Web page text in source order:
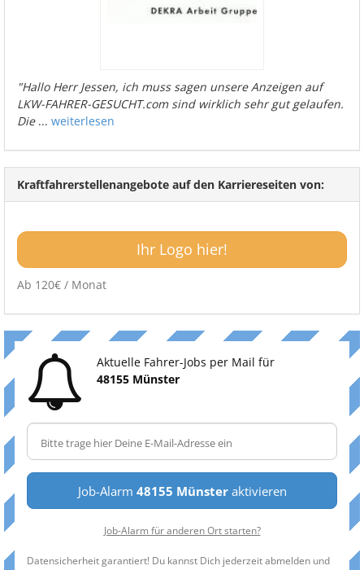
"Hallo Herr Jessen, ich muss sagen unsere Anzeigen auf
LKW-FAHRER-GESUCHT.com sind wirklich sehr gut gelaufen.
Die... weiterlesen
Kraftfahrerstellenangebote auf den Karriereseiten von:
Ihr Logo hier!
Ab 120€ / Monat
Aktuelle Fahrer-Jobs per Mail für
48155 Münster
Job-Alarm 48155 Münsteraktivieren
Job-Alarm für anderen Ort starten?
Datensicherheit garantiert! Du kannst Dich jederzeit abmelden und